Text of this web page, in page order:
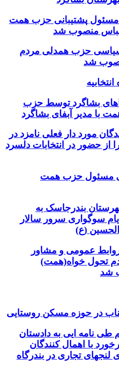
مسئول پشتیبانی حزب همت
منصوب شد
سیاسی حزب همدلی مردم
شد
بشاگرد توسط حزب
با مدیر آبفای بشاگرد
مورد دار فعلی نامزد در
از حضور در انتخابات دلسرد
مسئول حزب همت
بندرجاسک به
سوگواری سرور سالار
(ع)
عمومی و مشاور
تحول خواه(همت)
شد
در حوزه مسکن روستایی
نامه ایی به دادستان
با اهمال کنندگان
تجاری در بندرگاه